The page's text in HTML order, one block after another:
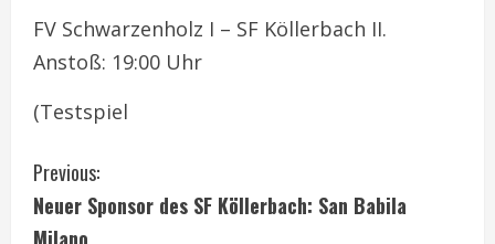
FV Schwarzenholz I – SF Köllerbach II.
Anstoß: 19:00 Uhr
(Testspiel
C
o
Previous:
Neuer Sponsor des SF Köllerbach: San Babila